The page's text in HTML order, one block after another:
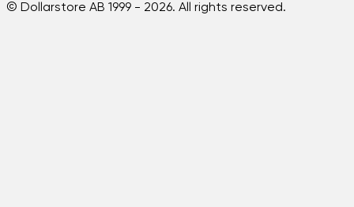
© Dollarstore AB 1999 - 2026. All rights reserved.